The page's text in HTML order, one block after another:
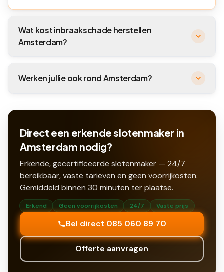
Wat kost inbraakschade herstellen
Amsterdam?
Werken jullie ook rond Amsterdam?
Direct een erkende slotenmaker in
Amsterdam nodig?
Erkende, gecertificeerde slotenmaker — 24/7
bereikbaar, vaste tarieven en geen voorrijkosten.
Gemiddeld binnen 30 minuten ter plaatse.
Erkend Geen voorrijkosten 24/7 Vaste prijs
Bel direct 085 060 89 70
Offerte aanvragen